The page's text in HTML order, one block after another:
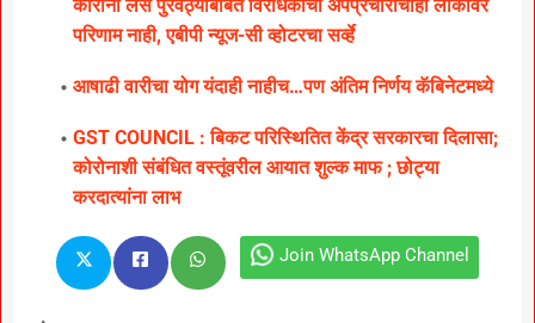
कोरोना लस पुरवठ्याबाबत विरोधकांचा अपप्रचाराचाही लोकांवर
परिणाम नाही, एबीपी न्यूज-सी व्होटरचा सर्व्हे
आषाढी वारीचा योग यंदाही नाहीच…पण अंतिम निर्णय कॅबिनेटमध्ये
GST COUNCIL : बिकट परिस्थितित केंद्र सरकारचा दिलासा;
कोरोनाशी संबंधित वस्तूंवरील आयात शुल्क माफ ; छोट्या
करदात्यांना लाभ
Join WhatsApp Channel